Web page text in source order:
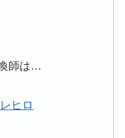
師は…
ヒロ